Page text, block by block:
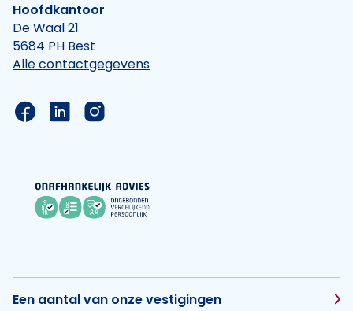
Hoofdkantoor
De Waal 21
5684 PH Best
Alle contactgegevens
Link naar de Facebook pagina van Hypotheek
Link naar de LinkedIn pagina van
Link naar de Instagram pagina van
Een aantal van onze vestigingen